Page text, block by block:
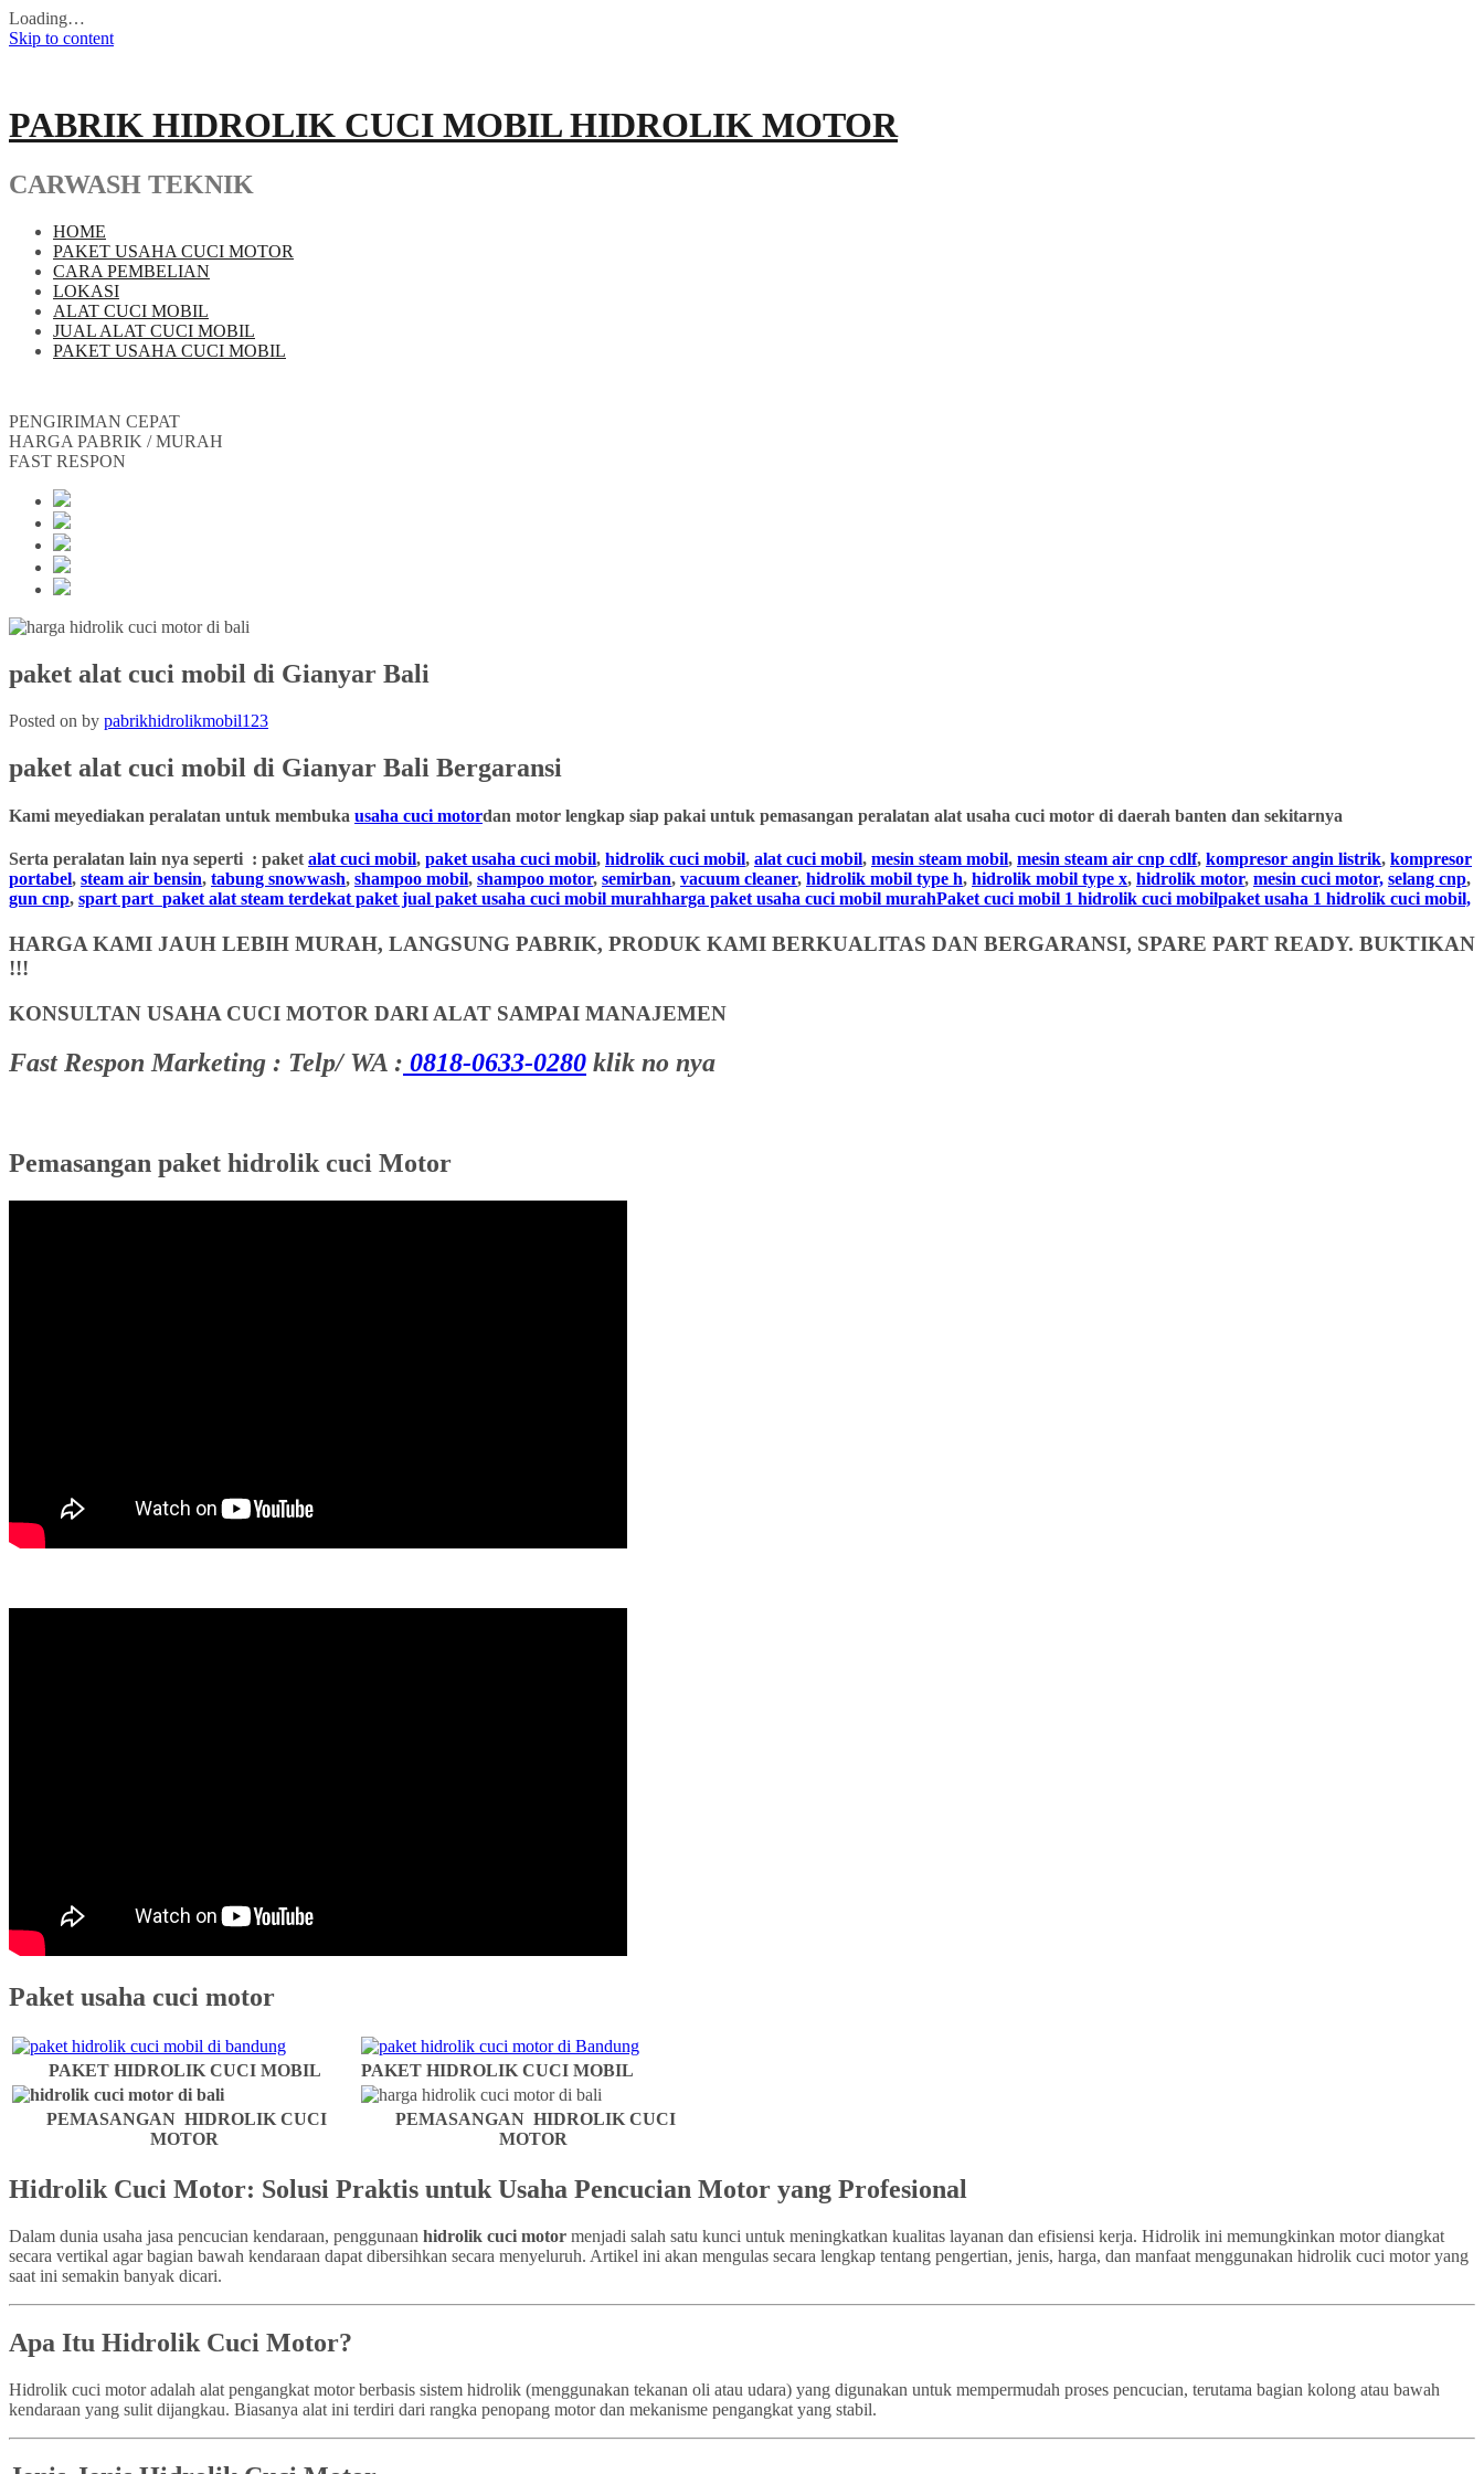
Loading…
Skip to content
PABRIK HIDROLIK CUCI MOBIL HIDROLIK MOTOR
CARWASH TEKNIK
HOME
PAKET USAHA CUCI MOTOR
CARA PEMBELIAN
LOKASI
ALAT CUCI MOBIL
JUAL ALAT CUCI MOBIL
PAKET USAHA CUCI MOBIL
PENGIRIMAN CEPAT
HARGA PABRIK / MURAH
FAST RESPON
paket alat cuci mobil di Gianyar Bali
Posted on by pabrikhidrolikmobil123
paket alat cuci mobil di Gianyar Bali Bergaransi
Kami meyediakan peralatan untuk membuka usaha cuci motordan motor lengkap siap pakai untuk pemasangan peralatan alat usaha cuci motor di daerah banten dan sekitarnya
Serta peralatan lain nya seperti : paket alat cuci mobil, paket usaha cuci mobil, hidrolik cuci mobil, alat cuci mobil, mesin steam mobil, mesin steam air cnp cdlf, kompresor angin listrik, kompresor
portabel, steam air bensin, tabung snowwash, shampoo mobil, shampoo motor, semirban, vacuum cleaner, hidrolik mobil type h, hidrolik mobil type x, hidrolik motor, mesin cuci motor, selang cnp,
gun cnp, spart part paket alat steam terdekat paket jual paket usaha cuci mobil murahharga paket usaha cuci mobil murahPaket cuci mobil 1 hidrolik cuci mobilpaket usaha 1 hidrolik cuci mobil,
HARGA KAMI JAUH LEBIH MURAH, LANGSUNG PABRIK, PRODUK KAMI BERKUALITAS DAN BERGARANSI, SPARE PART READY. BUKTIKAN
!!!
KONSULTAN USAHA CUCI MOTOR DARI ALAT SAMPAI MANAJEMEN
Fast Respon Marketing : Telp/ WA : 0818-0633-0280 klik no nya
Pemasangan paket hidrolik cuci Motor
Paket usaha cuci motor
PAKET HIDROLIK CUCI MOBIL PAKET HIDROLIK CUCI MOBIL
PEMASANGAN HIDROLIK CUCI
MOTOR
PEMASANGAN HIDROLIK CUCI
MOTOR
Hidrolik Cuci Motor: Solusi Praktis untuk Usaha Pencucian Motor yang Profesional
Dalam dunia usaha jasa pencucian kendaraan, penggunaan hidrolik cuci motor menjadi salah satu kunci untuk meningkatkan kualitas layanan dan efisiensi kerja. Hidrolik ini memungkinkan motor diangkat
secara vertikal agar bagian bawah kendaraan dapat dibersihkan secara menyeluruh. Artikel ini akan mengulas secara lengkap tentang pengertian, jenis, harga, dan manfaat menggunakan hidrolik cuci motor yang
saat ini semakin banyak dicari.
Apa Itu Hidrolik Cuci Motor?
Hidrolik cuci motor adalah alat pengangkat motor berbasis sistem hidrolik (menggunakan tekanan oli atau udara) yang digunakan untuk mempermudah proses pencucian, terutama bagian kolong atau bawah
kendaraan yang sulit dijangkau. Biasanya alat ini terdiri dari rangka penopang motor dan mekanisme pengangkat yang stabil.